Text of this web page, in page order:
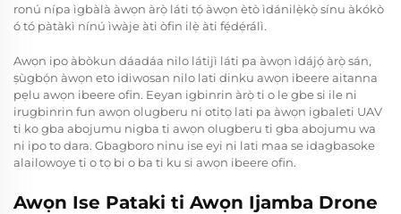
ronú nípa ìgbàlà àwọn àrọ̀ láti tọ́ àwọn ètò ìdánilẹ̀kọ̀ sínu àkókò
ó tó pàtàkì nínú ìwàje àti òfin ilẹ̀ àti fẹ́dẹ́rálì.
Awọn ipo àbòkun dáadáa nilo látijì láti pa àwọn ìdájọ́ àrọ̀ sán,
ṣùgbọ́n àwọn eto idiwosan nilo lati dinku awọn ibeere aitanna
pẹlu awọn ibeere ofin. Eeyan igbinrin àrọ̀ ti o le gbe si ile ni
irugbinrin fun awọn olugberu ni otitọ lati pa àwọn igbaleti UAV
ti ko gba abojumu nigba ti awọn olugberu ti gba abojumu wa
ni ipo to dara. Gbagboro ninu ise eyi ni lati maa se idagbasoke
alailowoye ti o tọ bi o ba ti ku si awọn ibeere ofin.
Awọn Ise Pataki ti Awọn Ijamba Drone